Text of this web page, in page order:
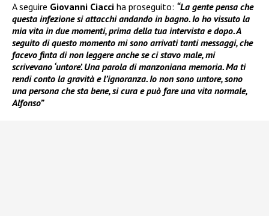
A seguire Giovanni Ciacci ha proseguito: “La gente pensa che
questa infezione si attacchi andando in bagno. Io ho vissuto la
mia vita in due momenti, prima della tua intervista e dopo. A
seguito di questo momento mi sono arrivati tanti messaggi, che
facevo finta di non leggere anche se ci stavo male, mi
scrivevano ‘untore’. Una parola di manzoniana memoria. Ma ti
rendi conto la gravità e l’ignoranza. Io non sono untore, sono
una persona che sta bene, si cura e può fare una vita normale,
Alfonso”